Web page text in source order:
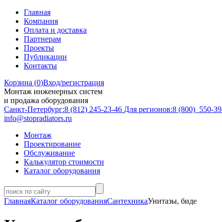
Главная
Компания
Оплата и доставка
Партнерам
Проекты
Публикации
Контакты
Корзина (0)Вход/регистрация
Монтаж инженерных систем
и продажа оборудования
Санкт-Петербург:8 (812) 245-23-46 Для регионов:8 (800) 550-
info@stopradiators.ru
Монтаж
Проектирование
Обслуживание
Калькулятор стоимости
Каталог оборудования
ГлавнаяКаталог оборудованияСантехникаУнитазы, биде